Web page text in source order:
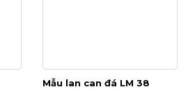
Mẫu lan can đá LM 38